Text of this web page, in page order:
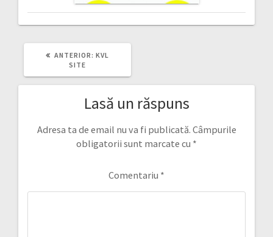
ANTERIOR: ARTICOLUL
KVL
SITE
Lasă un răspuns
Adresa ta de email nu va fi publicată. Câmpurile
obligatorii sunt marcate cu *
Comentariu *